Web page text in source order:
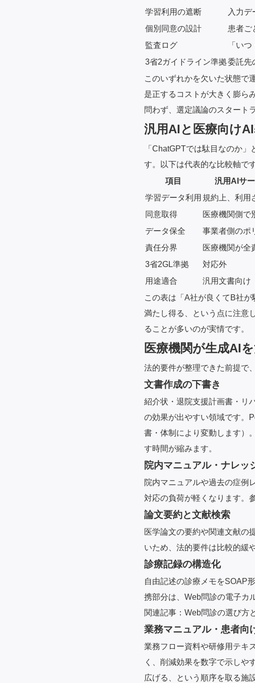
学習利用の遮断
入力
個別同意の設計
患者ご
監査ログ
「い
3省2ガイドライン準拠委託先
このいずれかを欠いた状態で
是正するコストが大きく膨ら
問わず、選定議論のスタート
汎用AIと医療向け
「ChatGPTでは駄目なのか
す。以下は代表的な比較軸です
項目
汎用AIサ
学習データ利用 規約上、利用
同意取得
医療機関側で
データ保全
事業者側のポ
責任分界
医療機関が全
3省2GL準拠
対応外
用途適合
汎用文書向け
この表は「A社が良くてB社
満たし得る、という点に注意
ることが多いのが実情です。
医療機関が生成AI
法的要件が整理できた前提で
文書作成の下書き
紹介状・退院支援計画書・リ
の効果が出やすい領域です。
書・体制により変動します）
す時間が縮みます。
院内マニュアル・ナレッ
院内マニュアルや過去の症例
対応の負荷が軽くなります。
論文要約と文献検索
医学論文の要約や関連文献の
いため、法的要件は比較的緩
診療記録の構造化
自由記述の診療メモをSOAP
携部分は、Web問診の電子カ
関連記事： Web問診の選び方
業務マニュアル・患者向
業務フロー資料や研修用テキ
く、削減効果を数字で示しや
広げる、という順序を取る施